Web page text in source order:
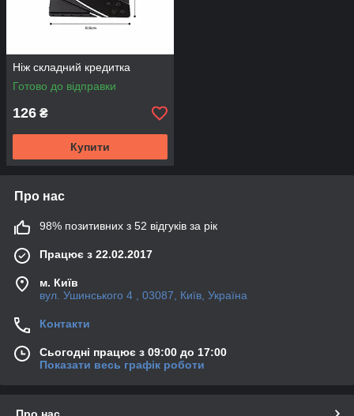
Ніж складний кредитка
Готово до відправки
126 ₴
Купити
Про нас
98% позитивних з 52 відгуків за рік
Працює з 22.02.2017
м. Київ
вул. Ушинського 4 , 03087, Київ, Україна
Контакти
Сьогодні працює з 09:00 до 17:00
Показати весь графік роботи